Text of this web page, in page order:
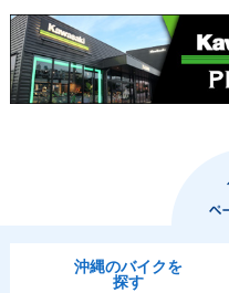
沖縄のバイクを
探す